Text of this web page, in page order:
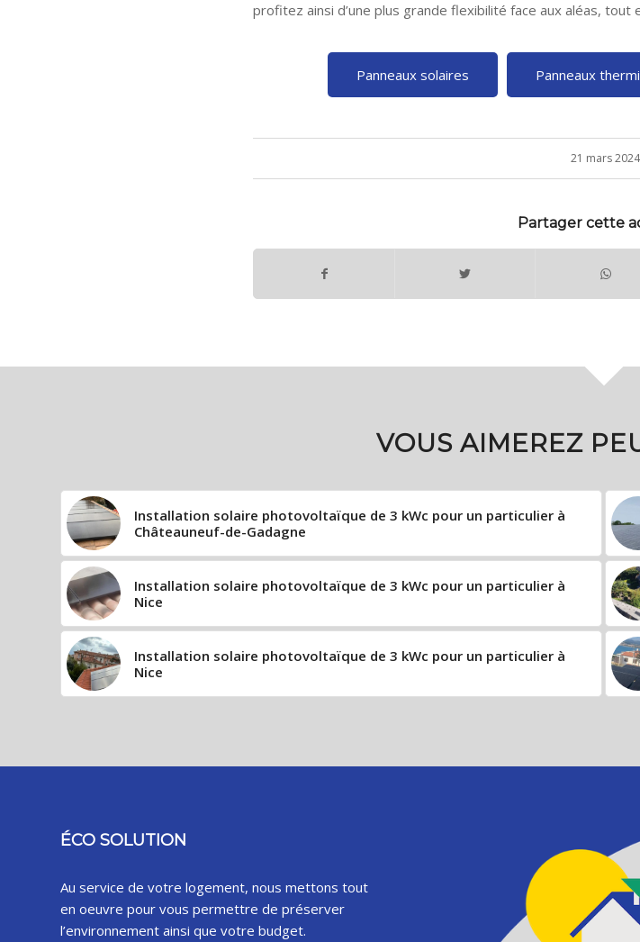
profitez ainsi d’une plus grande flexibilité face aux aléas, tout
Panneaux solaires Panneaux
21 mars 2024
Partager cette
VOUS AIMEREZ
Installation solaire photovoltaïque de 3 kWc pour un particulier à
Châteauneuf-de-Gadagne
Installation solaire photovoltaïque de 3 kWc pour un particulier à
Nice
Installation solaire photovoltaïque de 3 kWc pour un particulier à
Nice
ÉCO SOLUTION
Au service de votre logement, nous mettons tout
en oeuvre pour vous permettre de préserver
l’environnement ainsi que votre budget.